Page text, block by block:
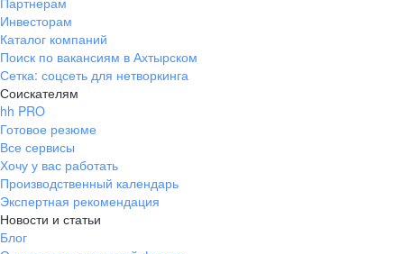
Инвесторам
Каталог компаний
Поиск по вакансиям в Ахтырском
Сетка: соцсеть для нетворкинга
Соискателям
hh PRO
Готовое резюме
Все сервисы
Хочу у вас работать
Производственный календарь
Экспертная рекомендация
Новости и статьи
Блог